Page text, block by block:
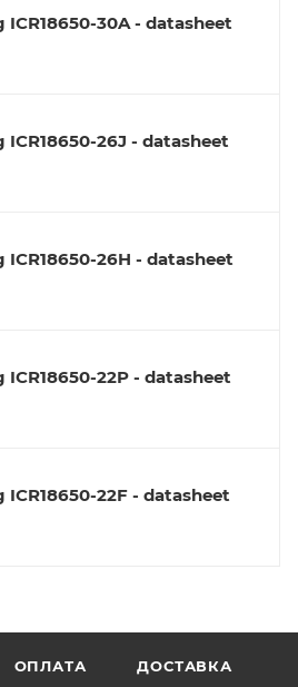
ICR18650-30A - datasheet
ICR18650-26J - datasheet
ICR18650-26H - datasheet
ICR18650-22P - datasheet
ICR18650-22F - datasheet
ОПЛАТА ДОСТАВКА